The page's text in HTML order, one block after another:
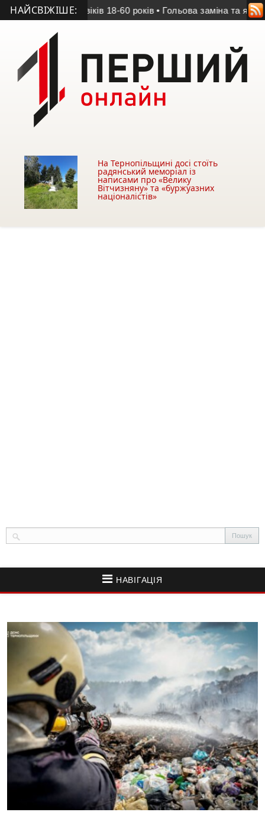
НАЙСВІЖІШЕ:
чоловіків 18-60 років • Гольова заміна та яскрава гра:
На Тернопільщині досі стоїть
радянський меморіал із
написами про «Велику
Вітчизняну» та «буржуазних
націоналістів»
НАВІГАЦІЯ